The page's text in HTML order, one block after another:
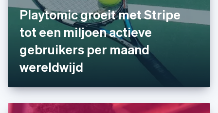
Playtomic groeit met Stripe
tot een miljoen actieve
gebruikers per maand
wereldwijd
Frankrijk
FrançaisEnglish
Gibraltar
English
Griekenland
Hongarije
Hongkong SAR, China
Ierland